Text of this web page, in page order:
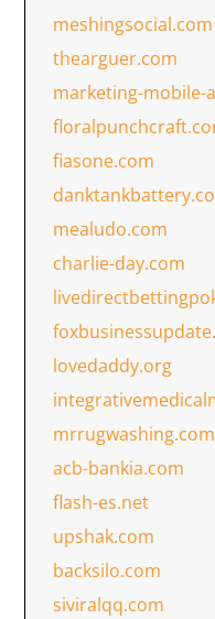
meshingsocial.com
thearguer.com
marketing-mobile-
fiasone.com
mealudo.com
charlie-day.com
lovedaddy.org
mrrugwashing.com
acb-bankia.com
flash-es.net
upshak.com
backsilo.com
siviralqq.com